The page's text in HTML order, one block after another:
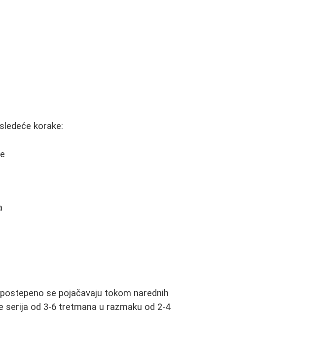
korake:
se pojačavaju tokom narednih
serija od 3-6 tretmana u razmaku od 2-4